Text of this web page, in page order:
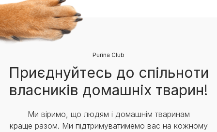
Purina Club
Приєднуйтесь до спільноти
власників домашніх тварин!
Ми віримо, що людям і домашнім тваринам
краще разом. Ми підтримуватимемо вас на кожному